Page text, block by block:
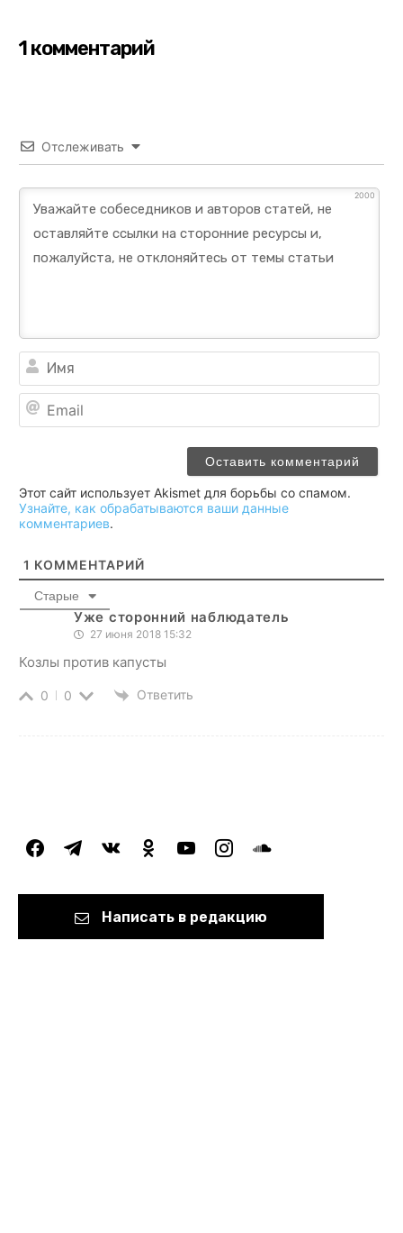
1 комментарий
Отслеживать
2000
Этот сайт использует Akismet для борьбы со спамом.
Узнайте, как обрабатываются ваши данные
комментариев.
1 КОММЕНТАРИЙ
Старые
Уже сторонний наблюдатель
27 июня 2018 15:32
Козлы против капусты
0 0 Ответить
facebooktelegramvkontakteodnoklassniki
youtubeinstagramsoundcloud
Написать в редакцию